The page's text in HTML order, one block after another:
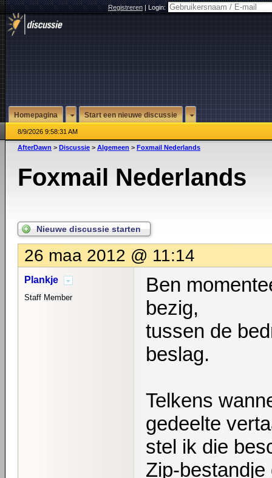
Registreren|Login:
Homepagina Start een nieuwe discussie
8/9/2026 9:58:31 AM
AfterDawn > Discussie > Algemeen > Foxmail Nederlands
Foxmail Nederlands
Nieuwe discussie starten
26 maa 2012 @ 11:14
Plankje
Staff Member
Ben
bezig,
tussen de
beslag.
Telkens
gedeelte
stel ik die
Zip-